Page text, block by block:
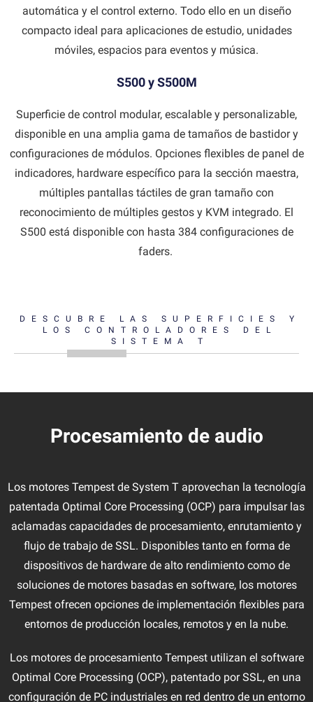
automática y el control externo. Todo ello en un diseño
compacto ideal para aplicaciones de estudio, unidades
móviles, espacios para eventos y música.
S500 y S500M
Superficie de control modular, escalable y personalizable,
disponible en una amplia gama de tamaños de bastidor y
configuraciones de módulos. Opciones flexibles de panel de
indicadores, hardware específico para la sección maestra,
múltiples pantallas táctiles de gran tamaño con
reconocimiento de múltiples gestos y KVM integrado. El
S500 está disponible con hasta 384 configuraciones de
faders.
DESCUBRE LAS SUPERFICIES Y
LOS CONTROLADORES DEL
SISTEMA T
Procesamiento de audio
Los motores Tempest de System T aprovechan la tecnología
patentada Optimal Core Processing (OCP) para impulsar las
aclamadas capacidades de procesamiento, enrutamiento y
flujo de trabajo de SSL. Disponibles tanto en forma de
dispositivos de hardware de alto rendimiento como de
soluciones de motores basadas en software, los motores
Tempest ofrecen opciones de implementación flexibles para
entornos de producción locales, remotos y en la nube.
Los motores de procesamiento Tempest utilizan el software
Optimal Core Processing (OCP), patentado por SSL, en una
configuración de PC industriales en red dentro de un entorno